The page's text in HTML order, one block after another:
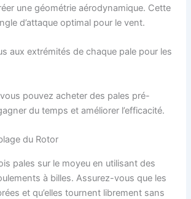
une géométrie aérodynamique. Cette
d’attaque optimal pour le vent.
aux extrémités de chaque pale pour les
pouvez acheter des pales pré-
du temps et améliorer l’efficacité.
du Rotor
pales sur le moyeu en utilisant des
à billes. Assurez-vous que les
et qu’elles tournent librement sans